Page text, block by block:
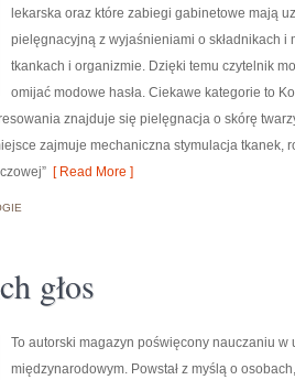
lekarska oraz które zabiegi gabinetowe mają
pielęgnacyjną z wyjaśnieniami o składnikach
tkankach i organizmie. Dzięki temu czytelnik
omijać modowe hasła. Ciekawe kategorie to
znajduje się pielęgnacja o skórę
zajmuje mechaniczna stymulacja tkanek,
[ Read More ]
głos
To autorski magazyn poświęcony nauczaniu
międzynarodowym. Powstał z myślą o